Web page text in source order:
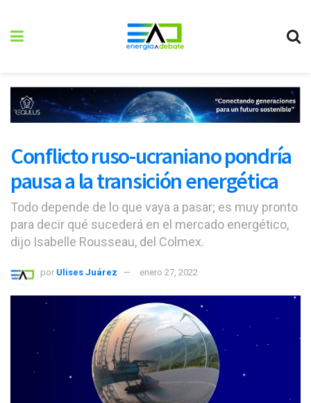
Conflicto ruso-ucraniano pondría
pausa a la transición energética
Todo depende de lo que vaya a pasar; es muy pronto
para decir qué sucederá en el mercado energético,
dijo Isabelle Rousseau, del Colmex.
por Ulises Juárez enero 27, 2022